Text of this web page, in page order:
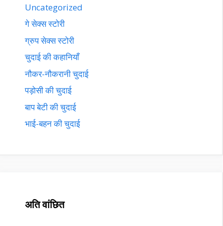
Uncategorized
गे सेक्स स्टोरी
ग्रुप सेक्स स्टोरी
चुदाई की कहानियाँ
नौकर-नौकरानी चुदाई
पड़ोसी की चुदाई
बाप बेटी की चुदाई
भाई-बहन की चुदाई
अति वांछित